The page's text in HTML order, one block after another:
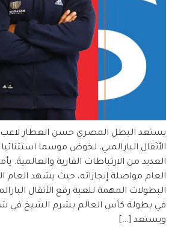
يستعد البطل المصري حسن العطار
الأثقال البارالمبي، لخوض موسما
العديد من الارتباطات القارية والعالمية.
العام مواصلة إنجازاته، حيث يشهد العام
البطولات المهمة للعبة رفع الأثقال
في بطولة كأس العالم بشرم الشيخ في
ويستعد […]